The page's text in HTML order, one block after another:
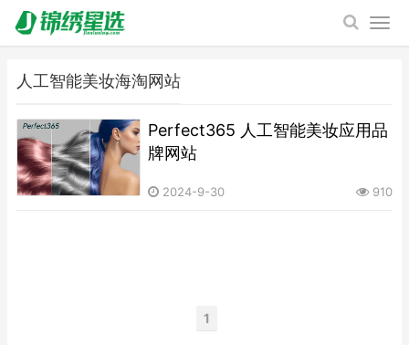
人工智能美妆海淘网站
Perfect365 人工智能美妆应用品
牌网站
2024-9-30 910
1